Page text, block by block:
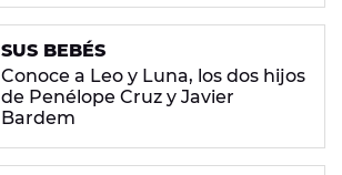
SUS BEBÉS
Conoce a Leo y Luna, los dos hijos
de Penélope Cruz y Javier
Bardem